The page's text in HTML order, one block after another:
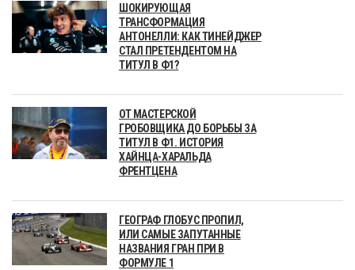
ШОКИРУЮЩАЯ
ТРАНСФОРМАЦИЯ
АНТОНЕЛЛИ: КАК ТИНЕЙДЖЕР
СТАЛ ПРЕТЕНДЕНТОМ НА
ТИТУЛ В Ф1?
ОТ МАСТЕРСКОЙ
ГРОБОВЩИКА ДО БОРЬБЫ ЗА
ТИТУЛ В Ф1. ИСТОРИЯ
ХАЙНЦА-ХАРАЛЬДА
ФРЕНТЦЕНА
ГЕОГРАФ ГЛОБУС ПРОПИЛ,
ИЛИ САМЫЕ ЗАПУТАННЫЕ
НАЗВАНИЯ ГРАН ПРИ В
ФОРМУЛЕ 1